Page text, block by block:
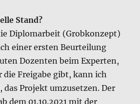
Stand?
Diplomarbeit (Grobkonzept)
einer ersten Beurteilung
Dozenten beim Experten,
die Freigabe gibt, kann ich
Projekt umzusetzen. Der
dem 01.10.2021 mit der